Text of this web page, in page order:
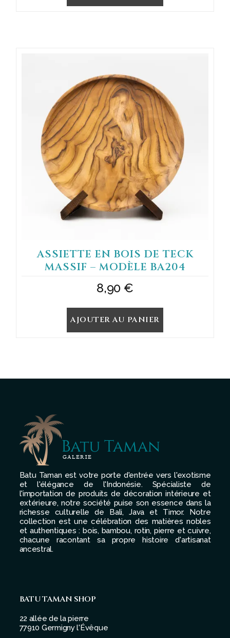
ASSIETTE EN BOIS DE TECK
MASSIF – MODÈLE BA204
8,90 €
AJOUTER AU PANIER
Batu Taman est votre porte d'entrée vers l'exotisme
et l'élégance de l'Indonésie. Spécialiste de
l'importation de produits de décoration intérieure et
extérieure, notre société puise son essence dans la
richesse culturelle de Bali, Java et Timor. Notre
collection est une célébration des matières nobles
et authentiques : bois, bambou, rotin, pierre et cuivre,
chacune racontant sa propre histoire d'artisanat
ancestral.
BATU TAMAN SHOP
22 allée de la pierre
77910 Germigny l'Évêque